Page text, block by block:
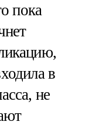
пока
в
не